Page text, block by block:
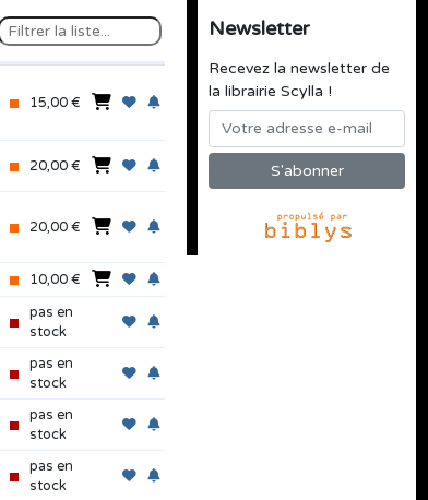
Newsletter
Recevez la newsletter de
la librairie Scylla !
15,00 €
20,00 €
20,00 €
10,00 €
pas en
stock
pas en
stock
pas en
stock
pas en
stock